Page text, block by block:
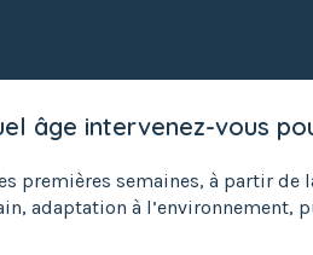
âge intervenez-vous
premières semaines, à partir
adaptation à l’environnement,